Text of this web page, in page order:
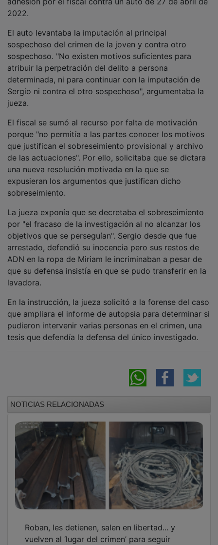
2022.
El auto levantaba la imputación al principal
sospechoso del crimen de la joven y contra otro
sospechoso. "No existen motivos suficientes para
atribuir la perpetración del delito a persona
determinada, ni para continuar con la imputación de
Sergio ni contra el otro sospechoso", argumentaba la
jueza.
El fiscal se sumó al recurso por falta de motivación
porque "no permitía a las partes conocer los motivos
que justifican el sobreseimiento provisional y archivo
de las actuaciones". Por ello, solicitaba que se dictara
una nueva resolución motivada en la que se
expusieran los argumentos que justifican dicho
sobreseimiento.
La jueza exponía que se decretaba el sobreseimiento
por "el fracaso de la investigación al no alcanzar los
objetivos que se perseguían". Sergio desde que fue
arrestado, defendió su inocencia pero sus restos de
ADN en la ropa de Miriam le incriminaban a pesar de
que su defensa insistía en que se pudo transferir en la
lavadora.
En la instrucción, la jueza solicitó a la forense del caso
que ampliara el informe de autopsia para determinar si
pudieron intervenir varias personas en el crimen, una
tesis que defendía la defensa del único investigado.
NOTICIAS RELACIONADAS
Roban, les detienen, salen en libertad... y
vuelven al ‘lugar del crimen’ para seguir